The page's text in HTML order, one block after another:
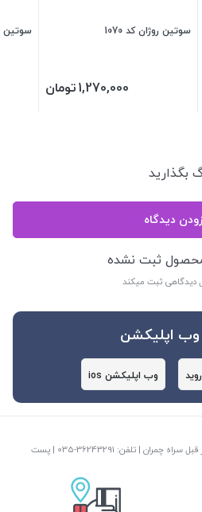
سوتین روژان کد 1070
1,270,000تومان
سوتین مسطر
بگذارید
دیدگاه
محصول ثبت نشده
دیدگاهی ثبت میکند
اپلیکشن
وب اپلیکشن ios
آدرس: یزد خیابان کاشانی از سمت مارکار قبل سراه چمران | تلفن: ‎035-36243291 | پست